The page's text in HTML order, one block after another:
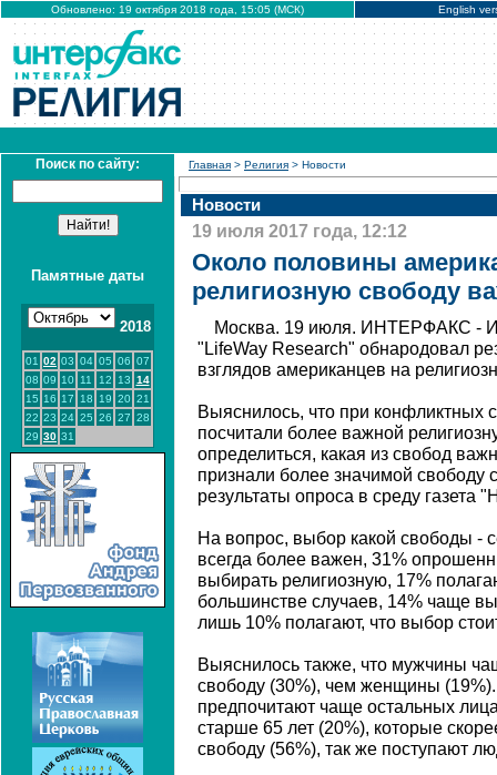
Обновлено: 19 октября 2018 года, 15:05 (МСК) English
Поиск по сайту:
Памятные даты
2018
01 02 03 04 05 06 07
08 09 10 11 12 13 14
15 16 17 18 19 20 21
22 23 24 25 26 27 28
29 30 31
Главная > Религия > Новости
Новости
19 июля 2017 года, 12:12
Около половины
религиозную свободу
Москва. 19 июля. ИНТЕРФАКС -
"LifeWay Research" обнародовал
взглядов американцев на
Выяснилось, что при конфликтных
посчитали более важной
определиться, какая из свобод
признали более значимой свободу
результаты опроса в среду газета
На вопрос, выбор какой свободы -
всегда более важен, 31%
выбирать религиозную, 17%
большинстве случаев, 14% чаще
лишь 10% полагают, что выбор
Выяснилось также, что мужчины
свободу (30%), чем женщины
предпочитают чаще остальных
старше 65 лет (20%), которые
свободу (56%), так же поступают